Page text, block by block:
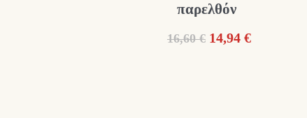
παρελθόν
16,60 € Original
14,94 €Η